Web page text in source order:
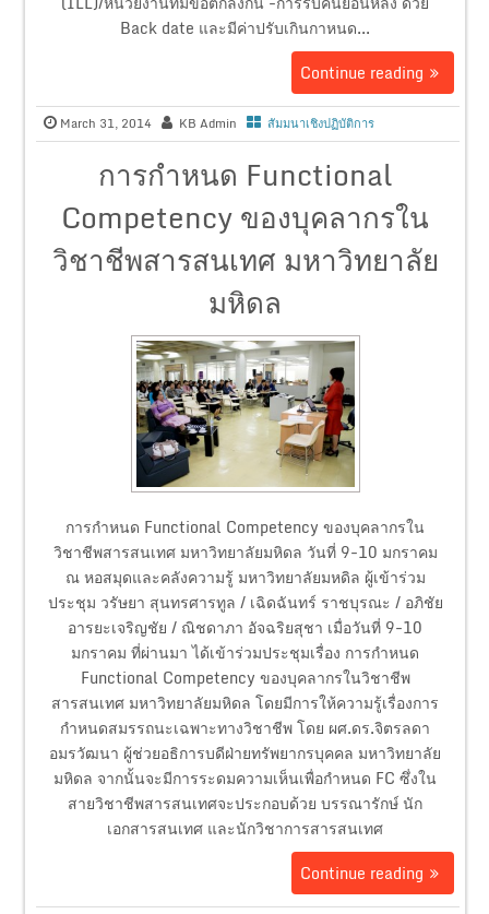
Back date และมีค่าปรับเกินกาหนด...
Continue reading
March 31, 2014 KB Admin สัมมนาเชิงปฏิบัติการ
การกำหนด Functional
Competency ของบุคลากรใน
วิชาชีพสารสนเทศ มหาวิทยาลัย
มหิดล
การกำหนด Functional Competency ของบุคลากรใน
วิชาชีพสารสนเทศ มหาวิทยาลัยมหิดล วันที่ 9-10 มกราคม
ณ หอสมุดและคลังความรู้ มหาวิทยาลัยมหดิล ผู้เข้าร่วม
ประชุม วรัษยา สุนทรศารทูล / เฉิดฉันทร์ ราชบุรณะ / อภิชัย
อารยะเจริญชัย / ณิชดาภา อัจฉริยสุชา เมื่อวันที่ 9-10
มกราคม ที่ผ่านมา ได้เข้าร่วมประชุมเรื่อง การกำหนด
Functional Competency ของบุคลากรในวิชาชีพ
สารสนเทศ มหาวิทยาลัยมหิดล โดยมีการให้ความรู้เรื่องการ
กำหนดสมรรถนะเฉพาะทางวิชาชีพ โดย ผศ.ดร.จิตรลดา
อมรวัฒนา ผู้ช่วยอธิการบดีฝ่ายทรัพยากรบุคคล มหาวิทยาลัย
มหิดล จากนั้นจะมีการระดมความเห็นเพื่อกำหนด FC ซึ่งใน
สายวิชาชีพสารสนเทศจะประกอบด้วย บรรณารักษ์ นัก
เอกสารสนเทศ และนักวิชาการสารสนเทศ
Continue reading